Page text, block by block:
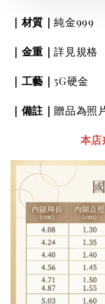
｜材質｜純金999
｜金重｜詳見規格
｜工藝｜ 5G硬金
｜ 備註 ｜ 贈品為照
本店